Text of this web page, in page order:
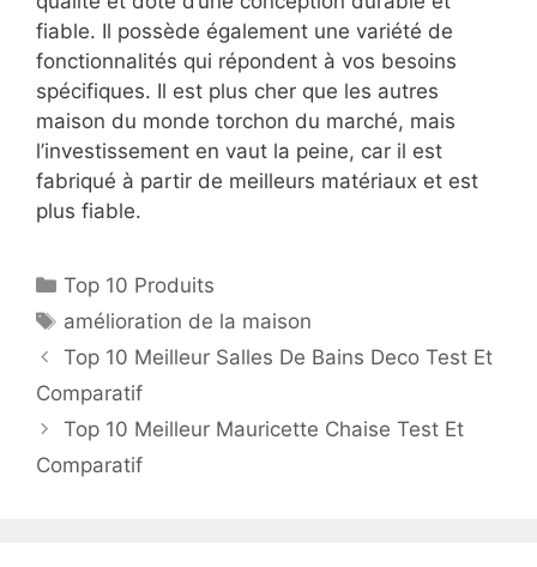
fiable. Il possède également une variété de
fonctionnalités qui répondent à vos besoins
spécifiques. Il est plus cher que les autres
maison du monde torchon du marché, mais
l’investissement en vaut la peine, car il est
fabriqué à partir de meilleurs matériaux et est
plus fiable.
Top 10 Produits
amélioration de la maison
Top 10 Meilleur Salles De Bains Deco Test Et
Comparatif
Top 10 Meilleur Mauricette Chaise Test Et
Comparatif